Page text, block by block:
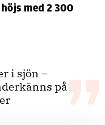
med 2 300
i sjön –
på